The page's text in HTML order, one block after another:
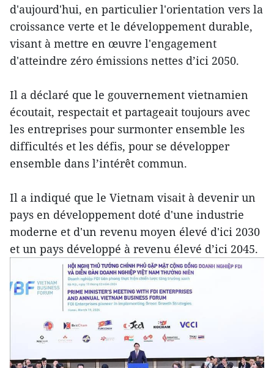
d'aujourd'hui, en particulier l'orientation vers la
croissance verte et le développement durable,
visant à mettre en œuvre l'engagement
d'atteindre zéro émissions nettes d’ici 2050.
Il a déclaré que le gouvernement vietnamien
écoutait, respectait et partageait toujours avec
les entreprises pour surmonter ensemble les
difficultés et les défis, pour se développer
ensemble dans l’intérêt commun.
Il a indiqué que le Vietnam visait à devenir un
pays en développement doté d'une industrie
moderne et d'un revenu moyen élevé d'ici 2030
et un pays développé à revenu élevé d’ici 2045.